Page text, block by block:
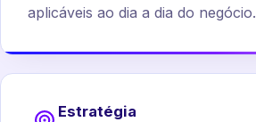
aplicáveis ao dia a dia do negócio.
Estratégia